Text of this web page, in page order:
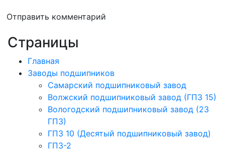
Отправить комментарий
Страницы
Главная
Заводы подшипников
Cамарский подшипниковый завод
Волжский подшипниковый завод (ГПЗ 15)
Вологодский подшипниковый завод (23
ГПЗ)
ГПЗ 10 (Десятый подшипниковый завод)
ГПЗ-2